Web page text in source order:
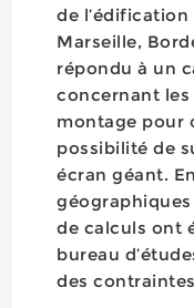
de l’édification
Marseille,
répondu à un
concernant
montage pour
possibilité de
écran géant.
de calculs ont
bureau
des